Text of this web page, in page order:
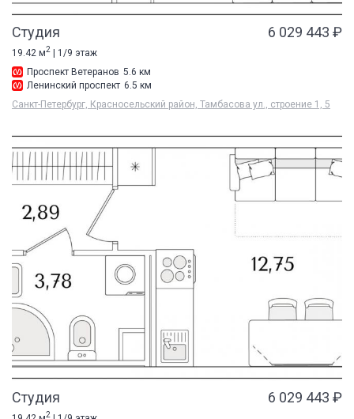
Студия 6 029 443 ₽
19.42 м2 | 1/9 этаж
Проспект Ветеранов 5.6 км
Ленинский проспект 6.5 км
Санкт-Петербург, Красносельский район, Тамбасова ул., строение 1, 5
Студия 6 029 443 ₽
2